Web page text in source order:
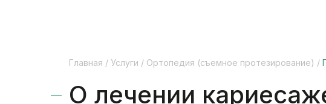
Главная / Услуги / Ортопедия (съемное протезирование) /
О лечении